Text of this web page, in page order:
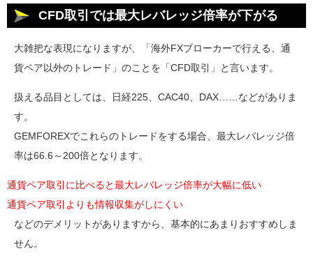
CFD取引では最大レバレッジ倍率が下がる
大雑把な表現になりますが、「海外FXブローカーで行える、通
貨ペア以外のトレード」のことを「CFD取引」と言います。
扱える品目としては、日経225、CAC40、DAX……などがありま
す。
GEMFOREXでこれらのトレードをする場合、最大レバレッジ倍
率は66.6～200倍となります。
通貨ペア取引に比べると最大レバレッジ倍率が大幅に低い
通貨ペア取引よりも情報収集がしにくい
などのデメリットがありますから、基本的にあまりおすすめしま
せん。